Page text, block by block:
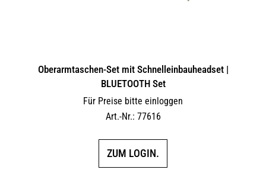
Oberarmtaschen-Set mit Schnelleinbauheadset |
BLUETOOTH Set
Für Preise bitte einloggen
Art.-Nr.: 77616
ZUM LOGIN.